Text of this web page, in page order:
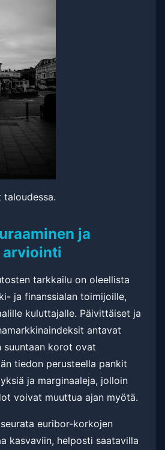
taloudessa.
ja
tarkkailu on oleellista
ja finanssialan toimijoille,
kuluttajalle. Päivittäiset ja
antavat
korot ovat
tiedon perusteella pankit
ja marginaaleja, jolloin
voivat muuttua ajan myötä.
euribor-korkojen
kasvaviin, helposti saatavilla